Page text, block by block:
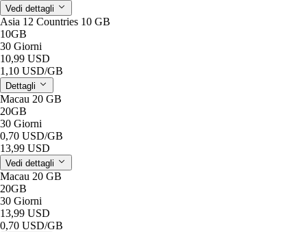
Vedi dettagli
Asia 12 Countries 10 GB
10GB
30 Giorni
10,99 USD
1,10 USD/GB
Dettagli
Macau 20 GB
20GB
30 Giorni
0,70 USD/GB
13,99 USD
Vedi dettagli
Macau 20 GB
20GB
30 Giorni
13,99 USD
0,70 USD/GB